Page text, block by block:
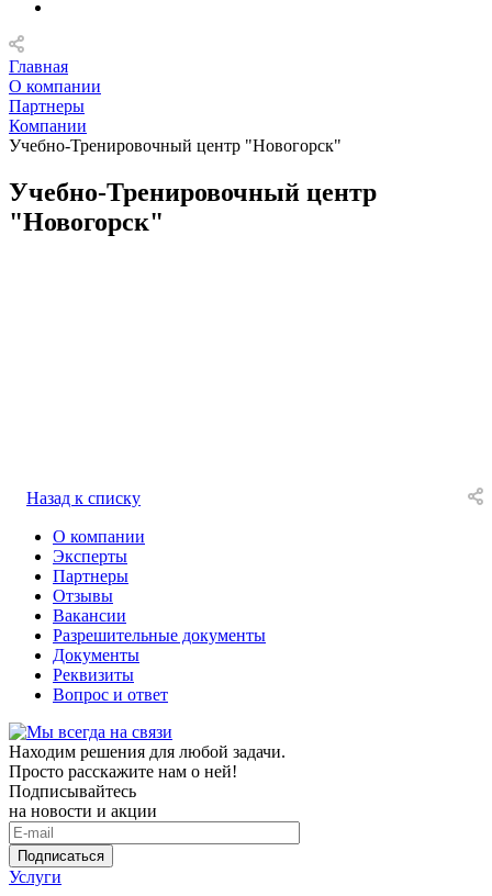
Главная
О компании
Партнеры
Компании
Учебно-Тренировочный центр "Новогорск"
Учебно-Тренировочный центр
"Новогорск"
Назад к списку
О компании
Эксперты
Партнеры
Отзывы
Вакансии
Разрешительные документы
Документы
Реквизиты
Вопрос и ответ
Находим решения для любой задачи.
Просто расскажите нам о ней!
Подписывайтесь
на новости и акции
Подписаться
Услуги